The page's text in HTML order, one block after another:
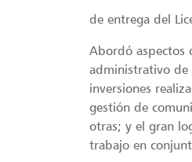
de entrega del
Abordó aspectos
administrativo de
inversiones
gestión de
otras; y el gran
trabajo en